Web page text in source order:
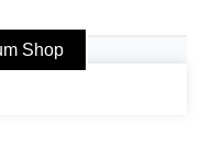
Shop